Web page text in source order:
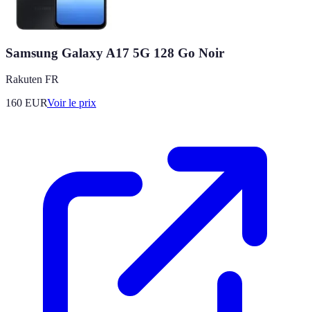
Samsung Galaxy A17 5G 128 Go Noir
Rakuten FR
160 EURVoir le prix